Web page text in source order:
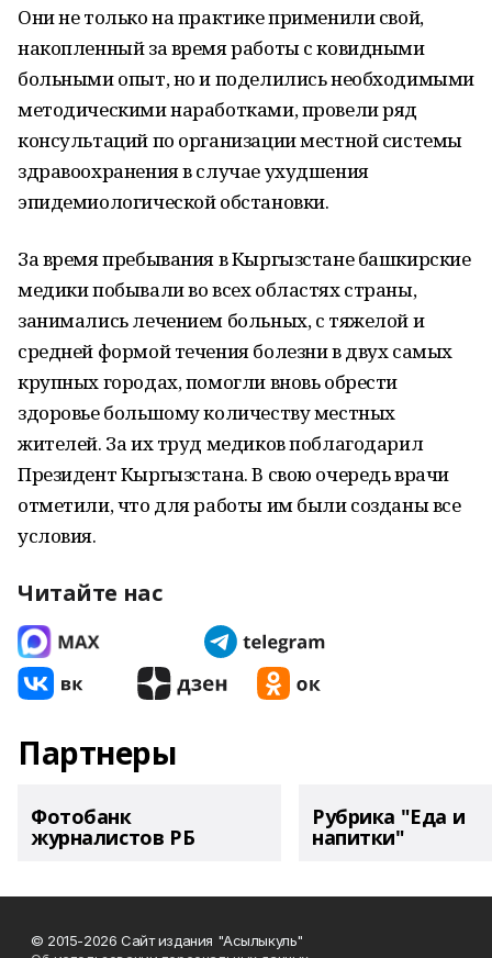
Они не только на практике применили свой,
накопленный за время работы с ковидными
больными опыт, но и поделились необходимыми
методическими наработками, провели ряд
консультаций по организации местной системы
здравоохранения в случае ухудшения
эпидемиологической обстановки.
За время пребывания в Кыргызстане башкирские
медики побывали во всех областях страны,
занимались лечением больных, с тяжелой и
средней формой течения болезни в двух самых
крупных городах, помогли вновь обрести
здоровье большому количеству местных
жителей. За их труд медиков поблагодарил
Президент Кыргызстана. В свою очередь врачи
отметили, что для работы им были созданы все
условия.
Читайте нас
Партнеры
Фотобанк
журналистов РБ
Рубрика "Еда и
напитки"
© 2015-2026 Сайт издания "Асылыкуль"